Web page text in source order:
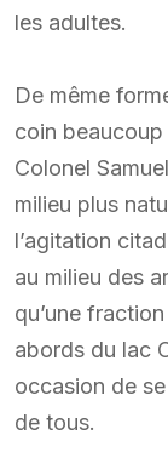
les adultes.
De même
coin
Colonel
milieu plus
l’agitation
au milieu des
qu’une
abords du lac
occasion de
de tous.